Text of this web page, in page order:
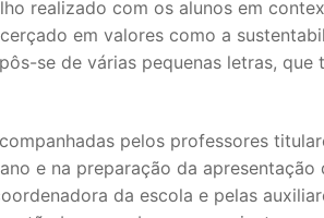
realizado com os alunos em
em valores como a
se de várias pequenas letras, que
pelos professores
e na preparação da
da escola e pelas